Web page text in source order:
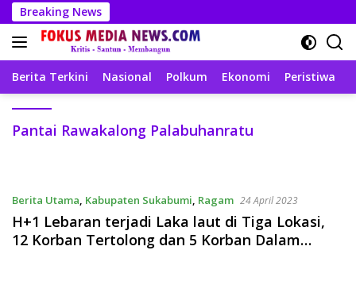
Langsung
ke
konten
Breaking News
Berita Terkini Nasional Polkum Ekonomi Peristiwa
Pantai Rawakalong Palabuhanratu
Berita Utama, Kabupaten Sukabumi, Ragam 24 April 2023
H+1 Lebaran terjadi Laka laut di Tiga Lokasi,
12 Korban Tertolong dan 5 Korban Dalam